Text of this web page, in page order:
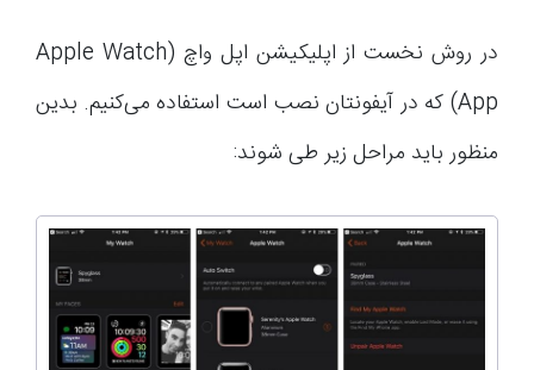
در روش نخست از اپلیکیشن اپل واچ (Apple Watch
App) که در آیفونتان نصب است استفاده می‌کنیم. بدین
منظور باید مراحل زیر طی شوند: